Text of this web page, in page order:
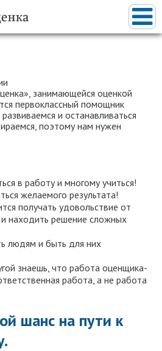
занимающейся оценкой
первоклассный помощник
и останавливаться
поэтому нам нужен
в работу и многому учиться!
желаемого результата!
получать удовольствие от
находить решение сложных
людям и быть для них
знаешь, что работа оценщика-
работа, а не работа
шанс на пути к